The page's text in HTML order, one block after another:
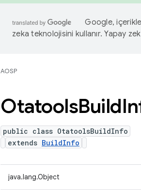
Google,
zeka teknolojisini kullanır. Yapay
AOSP
OtatoolsBuild
public class OtatoolsBuildInfo
extends BuildInfo
java.lang.Object